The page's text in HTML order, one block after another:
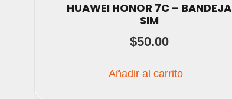
HUAWEI HONOR 7C – BANDEJA
SIM
$50.00
Añadir al carrito